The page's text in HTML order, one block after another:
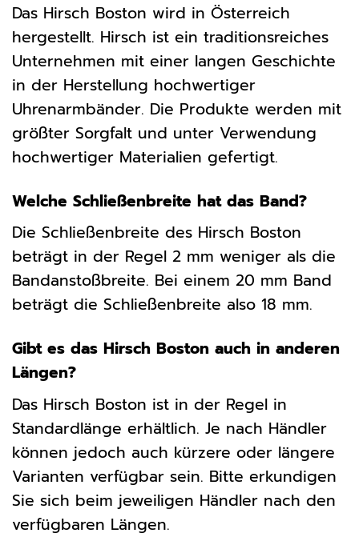
Das Hirsch Boston wird in Österreich
hergestellt. Hirsch ist ein traditionsreiches
Unternehmen mit einer langen Geschichte
in der Herstellung hochwertiger
Uhrenarmbänder. Die Produkte werden mit
größter Sorgfalt und unter Verwendung
hochwertiger Materialien gefertigt.
Welche Schließenbreite hat das Band?
Die Schließenbreite des Hirsch Boston
beträgt in der Regel 2 mm weniger als die
Bandanstoßbreite. Bei einem 20 mm Band
beträgt die Schließenbreite also 18 mm.
Gibt es das Hirsch Boston auch in anderen
Längen?
Das Hirsch Boston ist in der Regel in
Standardlänge erhältlich. Je nach Händler
können jedoch auch kürzere oder längere
Varianten verfügbar sein. Bitte erkundigen
Sie sich beim jeweiligen Händler nach den
verfügbaren Längen.